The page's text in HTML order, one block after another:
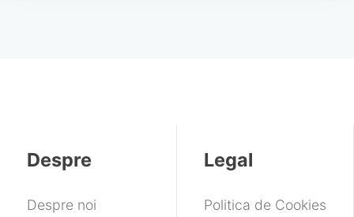
Despre
Despre noi
Legal
Politica de Cookies